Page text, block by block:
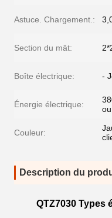
Astuce. Chargement.:
Section du mât:
Boîte électrique: -
Énergie électrique:
Couleur:
Description du
QTZ7030 Types